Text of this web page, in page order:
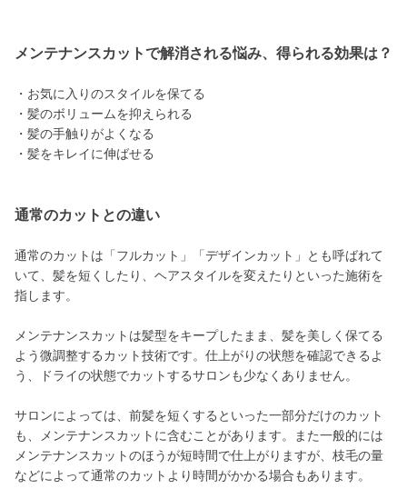
メンテナンスカットで解消される悩み、得られる効果は？
・お気に入りのスタイルを保てる
・髪のボリュームを抑えられる
・髪の手触りがよくなる
・髪をキレイに伸ばせる
通常のカットとの違い
通常のカットは「フルカット」「デザインカット」とも呼ばれて
いて、髪を短くしたり、ヘアスタイルを変えたりといった施術を
指します。
メンテナンスカットは髪型をキープしたまま、髪を美しく保てる
よう微調整するカット技術です。仕上がりの状態を確認できるよ
う、ドライの状態でカットするサロンも少なくありません。
サロンによっては、前髪を短くするといった一部分だけのカット
も、メンテナンスカットに含むことがあります。また一般的には
メンテナンスカットのほうが短時間で仕上がりますが、枝毛の量
などによって通常のカットより時間がかかる場合もあります。